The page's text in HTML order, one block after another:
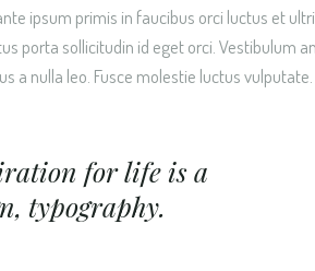
ipsum primis in faucibus orci luctus et
porta sollicitudin id eget orci. Vestibulum
a nulla leo. Fusce molestie luctus vulputate.
for life is a
typography.